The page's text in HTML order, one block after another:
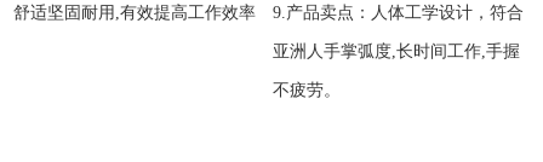
舒适坚固耐用,有效提高工作效率 9.产品卖点：人体工学设计，符合
亚洲人手掌弧度,长时间工作,手握
不疲劳。